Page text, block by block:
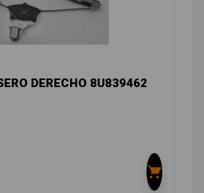
DERECHO 8U839462